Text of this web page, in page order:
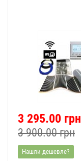
3 295.00 грн
3 900.00 грн
Нашли дешевле?